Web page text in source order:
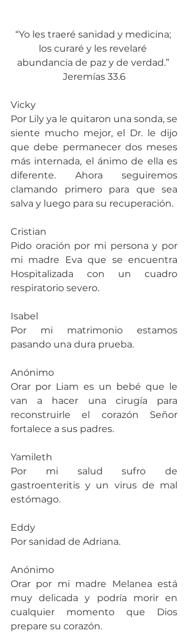
“Yo les traeré sanidad y medicina;
los curaré y les revelaré
abundancia de paz y de verdad.”
Jeremías 33.6
Vicky
Por Lily ya le quitaron una sonda, se
siente mucho mejor, el Dr. le dijo
que debe permanecer dos meses
más internada, el ánimo de ella es
diferente. Ahora seguiremos
clamando primero para que sea
salva y luego para su recuperación.
Cristian
Pido oración por mi persona y por
mi madre Eva que se encuentra
Hospitalizada con un cuadro
respiratorio severo.
Isabel
Por mi matrimonio estamos
pasando una dura prueba.
Anónimo
Orar por Liam es un bebé que le
van a hacer una cirugía para
reconstruirle el corazón Señor
fortalece a sus padres.
Yamileth
Por mi salud sufro de
gastroenteritis y un virus de mal
estómago.
Eddy
Por sanidad de Adriana.
Anónimo
Orar por mi madre Melanea está
muy delicada y podría morir en
cualquier momento que Dios
prepare su corazón.